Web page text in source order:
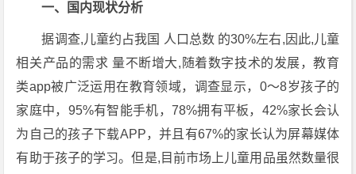
一、国内现状分析
据调查,儿童约占我国 人口总数 的30%左右,因此,儿童
相关产品的需求 量不断增大,随着数字技术的发展，教育
类app被广泛运用在教育领域，调查显示，0～8岁孩子的
家庭中，95%有智能手机，78%拥有平板，42%家长会认
为自己的孩子下载APP，并且有67%的家长认为屏幕媒体
有助于孩子的学习。但是,目前市场上儿童用品虽然数量很